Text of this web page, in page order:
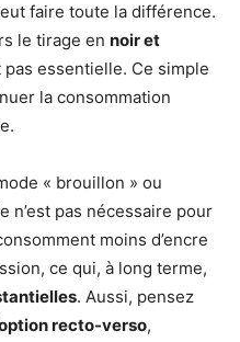
faire toute la différence.
le tirage en noir et
pas essentielle. Ce simple
la consommation
« brouillon » ou
n’est pas nécessaire pour
moins d’encre
ce qui, à long terme,
. Aussi, pensez
recto-verso,